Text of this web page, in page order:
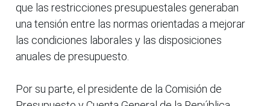
que las restricciones presupuestales generaban
una tensión entre las normas orientadas a mejorar
las condiciones laborales y las disposiciones
anuales de presupuesto.
Por su parte, el presidente de la Comisión de